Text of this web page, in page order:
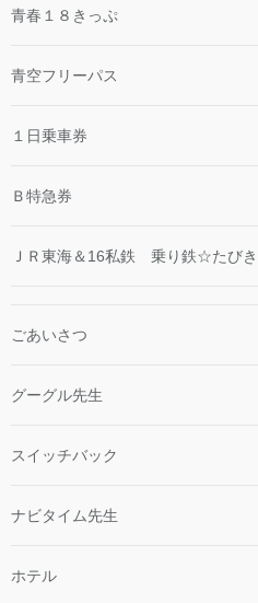
青春１８きっぷ
青空フリーパス
１日乗車券
Ｂ特急券
ＪＲ東海＆16私鉄 乗り鉄☆たび
ごあいさつ
グーグル先生
スイッチバック
ナビタイム先生
ホテル